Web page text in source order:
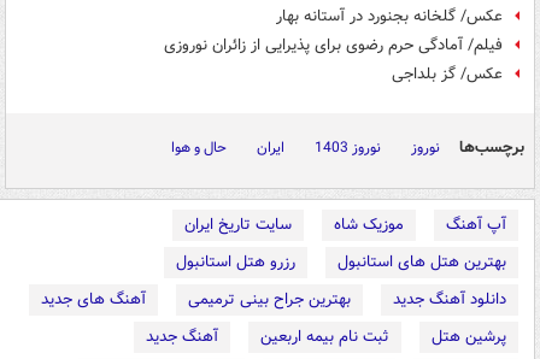
عکس/ گلخانه بجنورد در آستانه بهار
فیلم/ آمادگی حرم رضوی برای پذیرایی از زائران نوروزی
عکس/ گز بلداجی
برچسب‌ها نوروز نوروز 1403 ایران حال و هوا
آپ آهنگ موزیک شاه
سایت تاریخ ایران
بهترین هتل های استانبول
رزرو هتل استانبول
دانلود آهنگ جدید
بهترین جراح بینی ترمیمی
آهنگ های جدید
پرشین هتل
ثبت نام بیمه اربعین
آهنگ جدید